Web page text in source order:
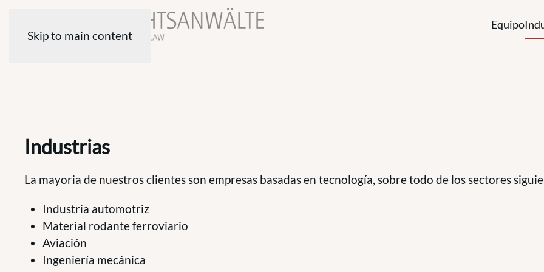
Skip to main content
Equipo
Industrias
La mayoria de nuestros clientes son empresas basadas en tecnología, sobre todo de los sectores
Industria automotriz
Material rodante ferroviario
Aviación
Ingeniería mecánica